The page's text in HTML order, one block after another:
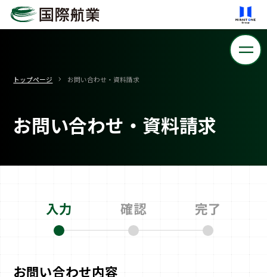
トップページ お問い合わせ・資料請求
お問い合わせ・資料請求
入力 確認 完了
お問い合わせ内容